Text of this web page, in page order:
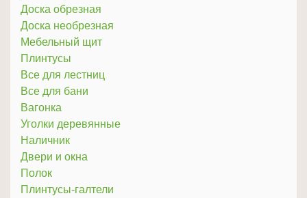
Доска обрезная
Доска необрезная
Мебельный щит
Плинтусы
Все для лестниц
Все для бани
Вагонка
Уголки деревянные
Наличник
Двери и окна
Полок
Плинтусы-галтели